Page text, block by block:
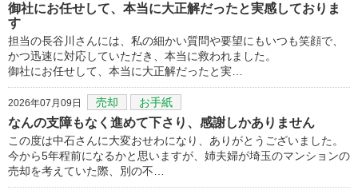
御社にお任せして、本当に大正解だったと実感しておりま
す
担当の長谷川さんには、私の細かい質問や要望にもいつも笑顔で、
かつ迅速に対応していただき、本当に救われました。
御社にお任せして、本当に大正解だったと実…
2026年07月09日 売却 お手紙
なんの支障もなく進めて下さり、感謝しかありません
この度は中石さんに大変おせわになり、ありがとうございました。
今から5年程前になるかと思いますが、姉夫婦が埼玉のマンションの
売却を考えていた際、別の不…